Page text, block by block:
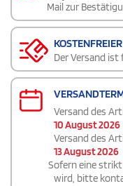
Mail zur
Der Versand
Versand des
10 August 2026
Versand des
13 August 2026
Sofern eine
wird, bitte